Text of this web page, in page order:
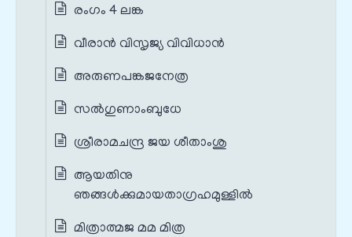
രംഗം 4 ലങ്ക
വീരാൻ വിസൃജ്യ വിവിധാൻ
അരുണപങ്കജനേത്ര
സൽഗുണാംബുധേ
ശ്രീരാമചന്ദ്ര ജയ ശീതാംശു
ആയതിനു
ഞങ്ങൾക്കുമായതാഗ്രഹമുള്ളിൽ
മിത്രാത്മജ മമ മിത്ര